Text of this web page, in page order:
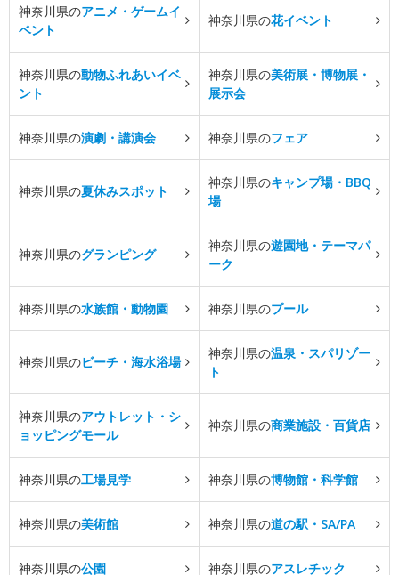
神奈川県のアニメ・ゲームイ
ベント
神奈川県の花イベント
神奈川県の動物ふれあいイベ
ント
神奈川県の美術展・博物展・
展示会
神奈川県の演劇・講演会 神奈川県のフェア
神奈川県の夏休みスポット
神奈川県のキャンプ場・BBQ
場
神奈川県のグランピング
神奈川県の遊園地・テーマパ
ーク
神奈川県の水族館・動物園 神奈川県のプール
神奈川県のビーチ・海水浴場
神奈川県の温泉・スパリゾー
ト
神奈川県のアウトレット・シ
ョッピングモール
神奈川県の商業施設・百貨店
神奈川県の工場見学 神奈川県の博物館・科学館
神奈川県の美術館 神奈川県の道の駅・SA/PA
神奈川県の公園 神奈川県のアスレチック